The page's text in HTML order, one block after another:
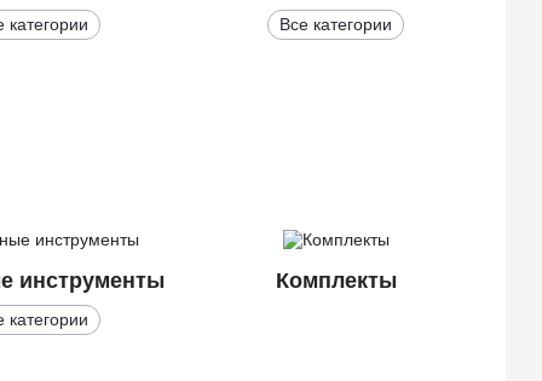
категории Все категории
инструменты
категории
Комплекты